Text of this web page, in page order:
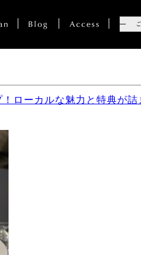
ローカルな魅力と特典が詰